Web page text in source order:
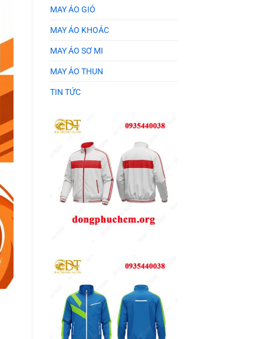
MAY ÁO GIÓ
MAY ÁO KHOÁC
MAY ÁO SƠ MI
MAY ÁO THUN
TIN TỨC